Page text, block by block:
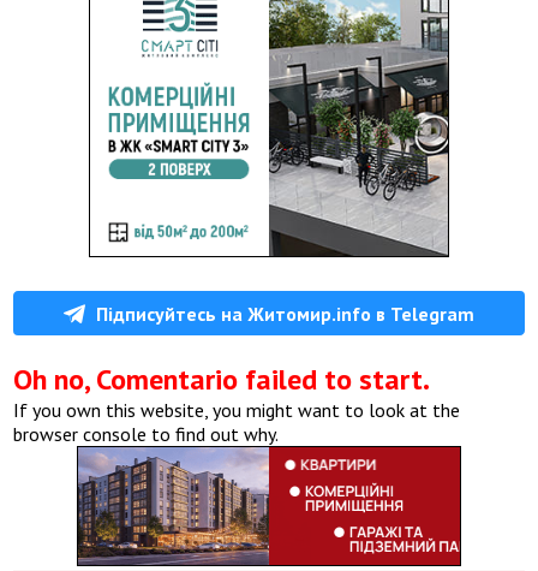
Підписуйтесь на Житомир.info в Telegram
Oh no, Comentario failed to start.
If you own this website, you might want to look at the
browser console to find out why.